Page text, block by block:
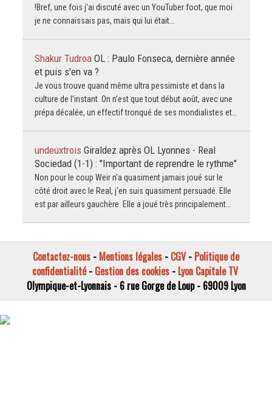
!Bref, une fois j'ai discuté avec un YouTuber foot, que moi
je ne connaissais pas, mais qui lui était…
Shakur Tudroa OL : Paulo Fonseca, dernière année
et puis s'en va ?
Je vous trouve quand même ultra pessimiste et dans la
culture de l’instant. On n’est que tout début août, avec une
prépa décalée, un effectif tronqué de ses mondialistes et…
undeuxtrois Giraldez après OL Lyonnes - Real
Sociedad (1-1) : "Important de reprendre le rythme"
Non pour le coup Weir n'a quasiment jamais joué sur le
côté droit avec le Real, j'en suis quasiment persuadé. Elle
est par ailleurs gauchère. Elle a joué très principalement…
Contactez-nous - Mentions légales - CGV- Politique de
confidentialité- Gestion des cookies- Lyon Capitale TV
Olympique-et-Lyonnais - 6 rue Gorge de Loup - 69009 Lyon